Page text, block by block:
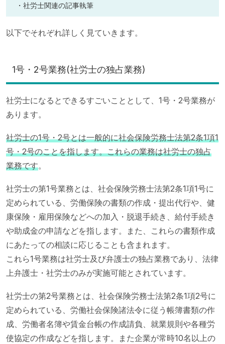
・社労士関連の記事執筆
以下でそれぞれ詳しく見ていきます。
1号・2号業務(社労士の独占業務)
社労士になるとできるすごいこととして、1号・2号業務が
あります。
社労士の1号・2号とは一般的に社会保険労務士法第2条1項1
号・2号のことを指します。これらの業務は社労士の独占
業務です。
社労士の第1号業務とは、社会保険労務士法第2条1項1号に
定められている、労働保険の書類の作成・提出代行や、健
康保険・雇用保険などへの加入・脱退手続き、給付手続き
や助成金の申請などを指します。また、これらの書類作成
にあたっての相談に応じることも含まれます。
これら1号業務は社労士及び弁護士の独占業務であり、法律
上弁護士・社労士のみが実施可能とされています。
社労士の第2号業務とは、社会保険労務士法第2条1項2号に
定められている、労働社会保険諸法令に従う帳簿書類の作
成、労働者名簿や賃金台帳の作成請負、就業規則や各種労
使協定の作成などを指します。また企業が常時10名以上の